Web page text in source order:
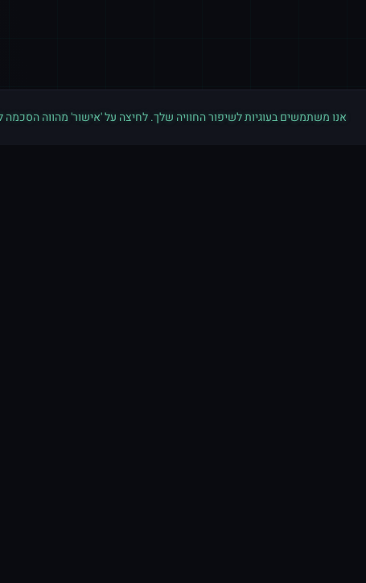
אנו משתמשים בעוגיות לשיפור החוויה שלך. לחיצה על 'אישור' מהווה הסכמה